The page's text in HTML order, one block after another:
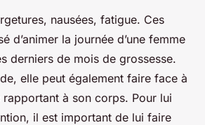
nausées, fatigue. Ces
d’animer la journée d’une femme
derniers de mois de grossesse.
elle peut également faire face à
à son corps. Pour lui
il est important de lui faire